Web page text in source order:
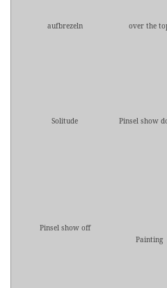
aufbrezeln over the
Solitude Pinsel show
Pinsel show off
Painting